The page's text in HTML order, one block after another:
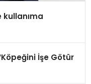
İşe Götür